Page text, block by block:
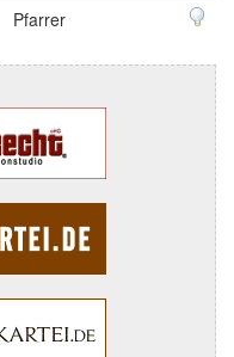
Pfarrer